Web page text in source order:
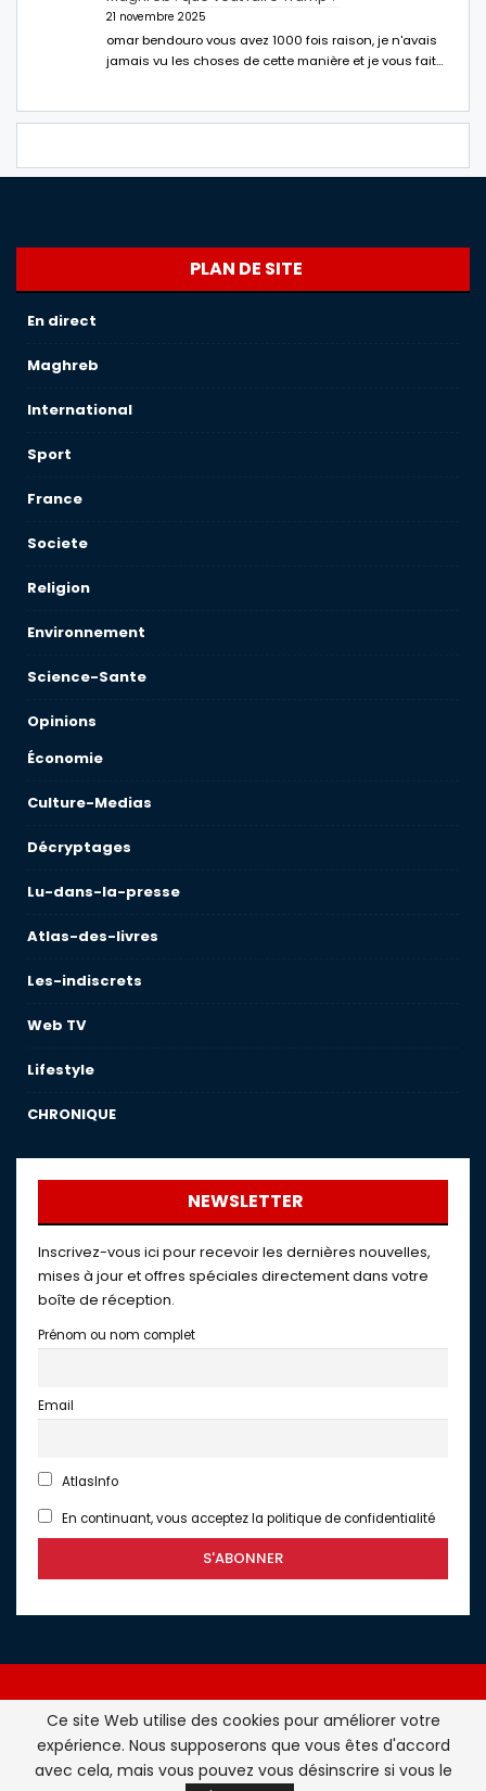
21 novembre 2025
omar bendouro vous avez 1000 fois raison, je n'avais
jamais vu les choses de cette manière et je vous fait…
PLAN DE SITE
En direct
Maghreb
International
Sport
France
Societe
Religion
Environnement
Science-Sante
Opinions
Économie
Culture-Medias
Décryptages
Lu-dans-la-presse
Atlas-des-livres
Les-indiscrets
Web TV
Lifestyle
CHRONIQUE
NEWSLETTER
Inscrivez-vous ici pour recevoir les dernières nouvelles,
mises à jour et offres spéciales directement dans votre
boîte de réception.
Prénom ou nom complet
Email
AtlasInfo
En continuant, vous acceptez la politique de confidentialité
Atlasinfo.fr : l'essentiel de l'actualité de la France et du
Maghreb © Tous Droits Réservés - Atlasinfo- 2026
Ce site Web utilise des cookies pour améliorer votre
expérience. Nous supposerons que vous êtes d'accord
avec cela, mais vous pouvez vous désinscrire si vous le